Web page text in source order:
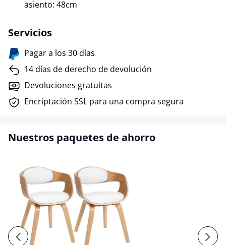
asiento: 48cm
Servicios
Pagar a los 30 días
14 días de derecho de devolución
Devoluciones gratuitas
Encriptación SSL para una compra segura
Nuestros paquetes de ahorro